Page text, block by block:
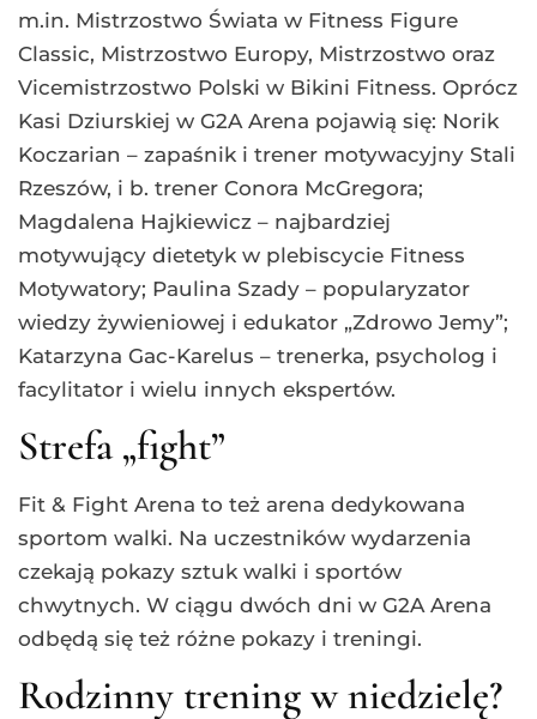
m.in. Mistrzostwo Świata w Fitness Figure
Classic, Mistrzostwo Europy, Mistrzostwo oraz
Vicemistrzostwo Polski w Bikini Fitness. Oprócz
Kasi Dziurskiej w G2A Arena pojawią się: Norik
Koczarian – zapaśnik i trener motywacyjny Stali
Rzeszów, i b. trener Conora McGregora;
Magdalena Hajkiewicz – najbardziej
motywujący dietetyk w plebiscycie Fitness
Motywatory; Paulina Szady – popularyzator
wiedzy żywieniowej i edukator „Zdrowo Jemy”;
Katarzyna Gac-Karelus – trenerka, psycholog i
facylitator i wielu innych ekspertów.
Strefa „fight”
Fit & Fight Arena to też arena dedykowana
sportom walki. Na uczestników wydarzenia
czekają pokazy sztuk walki i sportów
chwytnych. W ciągu dwóch dni w G2A Arena
odbędą się też różne pokazy i treningi.
Rodzinny trening w niedzielę?